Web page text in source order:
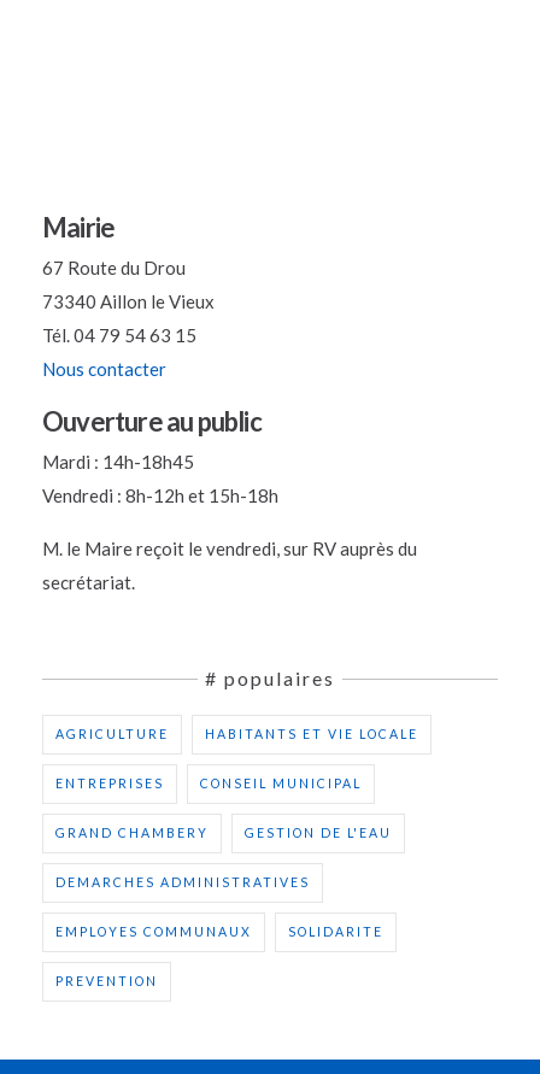
Mairie
67 Route du Drou
73340 Aillon le Vieux
Tél. 04 79 54 63 15
Nous contacter
Ouverture au public
Mardi : 14h-18h45
Vendredi : 8h-12h et 15h-18h
M. le Maire reçoit le vendredi, sur RV auprès du
secrétariat.
# populaires
AGRICULTURE HABITANTS ET VIE LOCALE
ENTREPRISES CONSEIL MUNICIPAL
GRAND CHAMBERY GESTION DE L'EAU
DEMARCHES ADMINISTRATIVES
EMPLOYES COMMUNAUX SOLIDARITE
PREVENTION